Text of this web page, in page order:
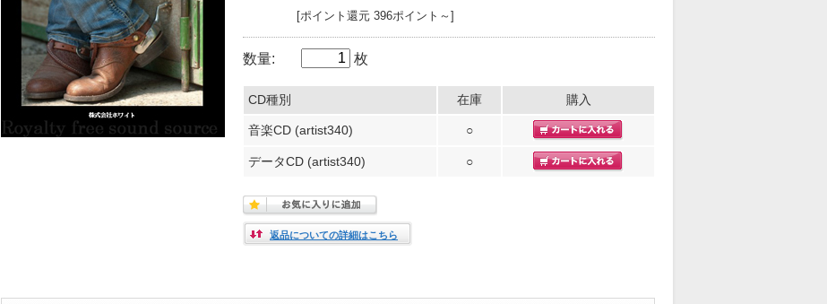
[ポイント還元 396ポイント～]
数量: 枚
CD種別 在庫 購入
音楽CD (artist340) ○
データCD (artist340) ○
返品についての詳細はこちら